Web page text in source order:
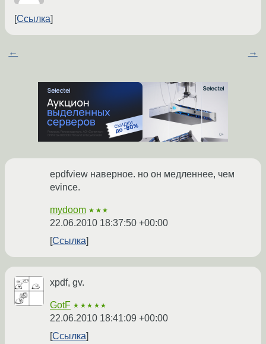
Ссылка
← →
epdfview наверное. но он медленнее, чем
evince.
mydoom ★★★
22.06.2010 18:37:50 +00:00
Ссылка
xpdf, gv.
GotF ★★★★★
22.06.2010 18:41:09 +00:00
Ссылка